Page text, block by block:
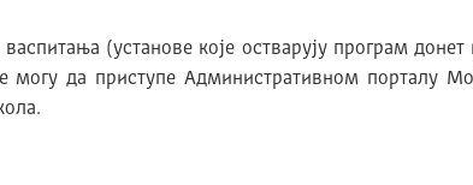
(установе које остварују програм донет
да приступе Административном порталу